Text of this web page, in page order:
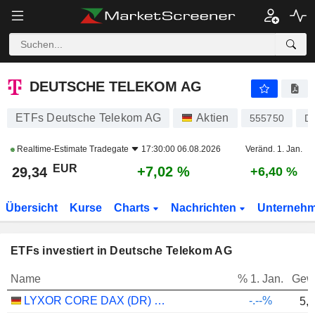
DEUTSCHE TELEKOM AG
DEUTSCHE TELEKOM AG
ETFs Deutsche Telekom AG Aktien 555750
Realtime-Estimate Tradegate 17:30:00 06.08.2026 Veränd. 1. Jan.
29,34 EUR +7,02 % +6,40 %
Übersicht Kurse Charts Nachrichten
ETFs investiert in Deutsche Telekom AG
Name % 1. Jan.
LYXOR CORE DAX (DR) UCITS ETF - EUR
-.--%